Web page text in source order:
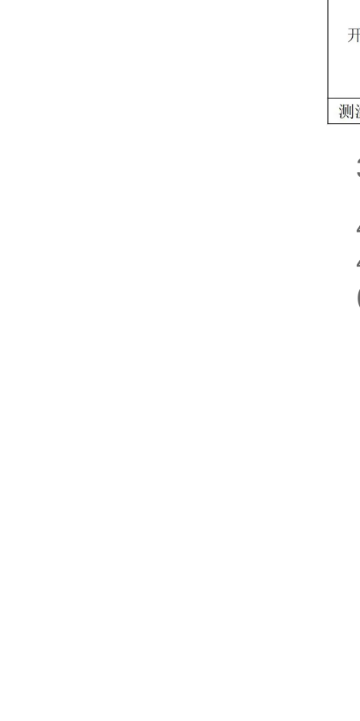
4
(1)